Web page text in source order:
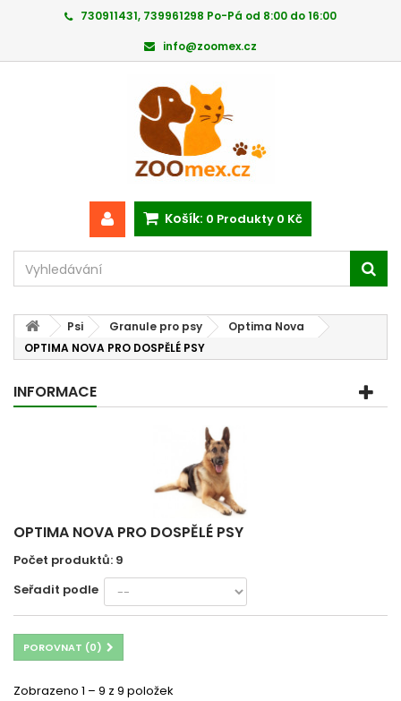
730911431, 739961298 Po-Pá od 8:00 do 16:00
info@zoomex.cz
Košík: 0 Produkty 0 Kč
Psi Granule pro psy
Optima Nova
OPTIMA NOVA PRO DOSPĚLÉ PSY
INFORMACE
OPTIMA NOVA PRO DOSPĚLÉ PSY
Počet produktů: 9
Seřadit podle
POROVNAT (0)
Zobrazeno 1 – 9 z 9 položek